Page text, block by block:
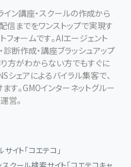
イン講座・スクールの作成から
信までをワンストップで実現す
フォームです。AIエージェント
診断作成・講座ブラッシュアップ
方がわからない方でもすぐに
シェアによるバイラル集客で、
す。GMOインターネットグルー
営。
イト「コエテコ」